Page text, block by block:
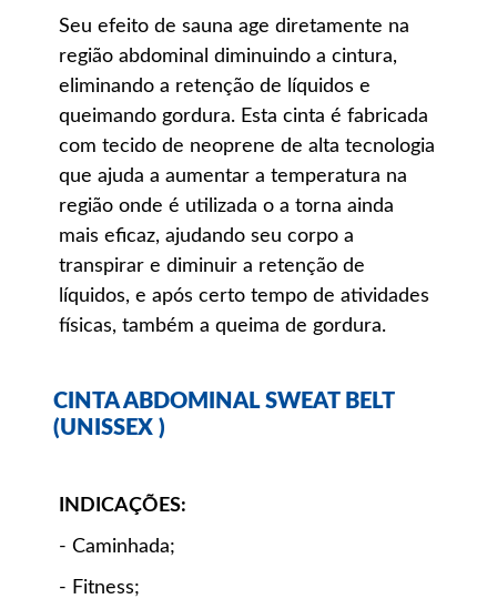
Seu efeito de sauna age diretamente na
região abdominal diminuindo a cintura,
eliminando a retenção de líquidos e
queimando gordura. Esta cinta é fabricada
com tecido de neoprene de alta tecnologia
que ajuda a aumentar a temperatura na
região onde é utilizada o a torna ainda
mais eficaz, ajudando seu corpo a
transpirar e diminuir a retenção de
líquidos, e após certo tempo de atividades
físicas, também a queima de gordura.
CINTA ABDOMINAL SWEAT BELT
(UNISSEX )
INDICAÇÕES:
- Caminhada;
- Fitness;